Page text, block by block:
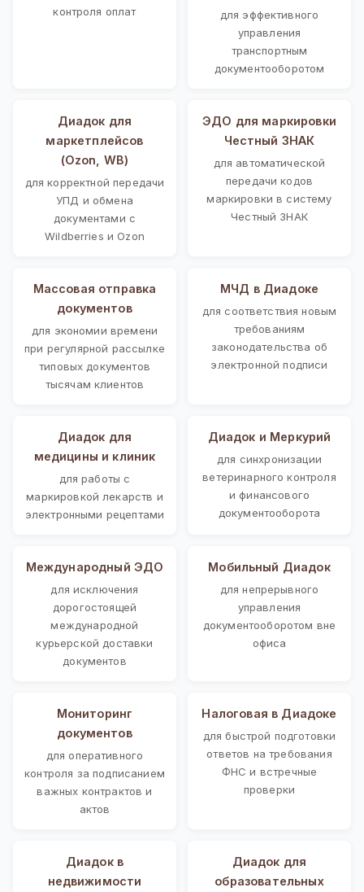
контроля оплат
для эффективного
управления
транспортным
документооборотом
Диадок для
маркетплейсов
(Ozon, WB)
для корректной передачи
УПД и обмена
документами с
Wildberries и Ozon
ЭДО для маркировки
Честный ЗНАК
для автоматической
передачи кодов
маркировки в систему
Честный ЗНАК
Массовая отправка
документов
для экономии времени
при регулярной рассылке
типовых документов
тысячам клиентов
МЧД в Диадоке
для соответствия новым
требованиям
законодательства об
электронной подписи
Диадок для
медицины и клиник
для работы с
маркировкой лекарств и
электронными рецептами
Диадок и Меркурий
для синхронизации
ветеринарного контроля
и финансового
документооборота
Международный ЭДО
для исключения
дорогостоящей
международной
курьерской доставки
документов
Мобильный Диадок
для непрерывного
управления
документооборотом вне
офиса
Мониторинг
документов
для оперативного
контроля за подписанием
важных контрактов и
актов
Налоговая в Диадоке
для быстрой подготовки
ответов на требования
ФНС и встречные
проверки
Диадок в
недвижимости
Диадок для
образовательных